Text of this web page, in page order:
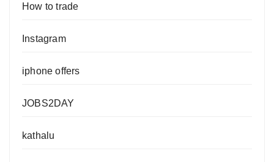
How to trade
Instagram
iphone offers
JOBS2DAY
kathalu